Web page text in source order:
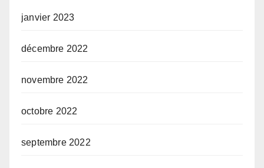
janvier 2023
décembre 2022
novembre 2022
octobre 2022
septembre 2022